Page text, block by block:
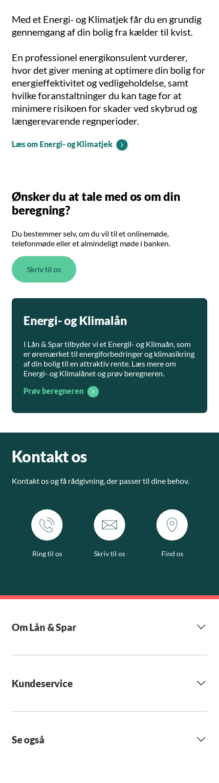
Med et Energi- og Klimatjek får du en grundig
gennemgang af din bolig fra kælder til kvist.
En professionel energikonsulent vurderer,
hvor det giver mening at optimere din bolig for
energieffektivitet og vedligeholdelse, samt
hvilke foranstaltninger du kan tage for at
minimere risikoen for skader ved skybrud og
længerevarende regnperioder.
Læs om Energi- og Klimatjek
Ønsker du at tale med os om din
beregning?
Du bestemmer selv, om du vil til et onlinemøde,
telefonmøde eller et almindeligt møde i banken.
Skriv til os
Energi- og Klimalån
I Lån & Spar tilbyder vi et Energil- og Klimaån, som
er øremærket til energiforbedringer og klimasikring
af din bolig til en attraktiv rente. Læs mere om
Energi- og Klimalånet og prøv beregneren.
Prøv beregneren
Kontakt os
Kontakt os og få rådgivning, der passer til dine behov.
Ring til os Skriv til os Find os
Om Lån & Spar
Kundeservice
Se også